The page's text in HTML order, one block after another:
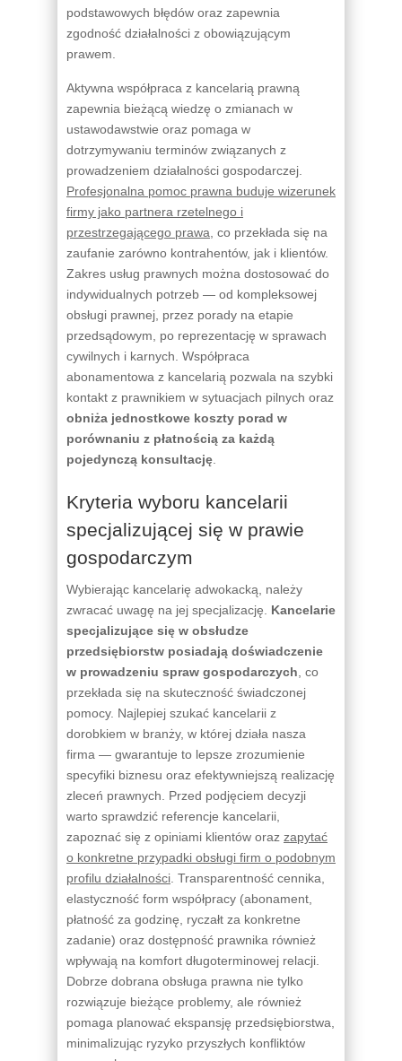
podstawowych błędów oraz zapewnia
zgodność działalności z obowiązującym
prawem.
Aktywna współpraca z kancelarią prawną
zapewnia bieżącą wiedzę o zmianach w
ustawodawstwie oraz pomaga w
dotrzymywaniu terminów związanych z
prowadzeniem działalności gospodarczej.
Profesjonalna pomoc prawna buduje wizerunek
firmy jako partnera rzetelnego i
przestrzegającego prawa , co przekłada się na
zaufanie zarówno kontrahentów, jak i klientów.
Zakres usług prawnych można dostosować do
indywidualnych potrzeb — od kompleksowej
obsługi prawnej, przez porady na etapie
przedsądowym, po reprezentację w sprawach
cywilnych i karnych. Współpraca
abonamentowa z kancelarią pozwala na szybki
kontakt z prawnikiem w sytuacjach pilnych oraz
obniża jednostkowe koszty porad w
porównaniu z płatnością za każdą
pojedynczą konsultację
Kryteria wyboru kancelarii
specjalizującej się w prawie
gospodarczym
Wybierając kancelarię adwokacką, należy
zwracać uwagę na jej specjalizację. Kancelarie
specjalizujące się w obsłudze
przedsiębiorstw posiadają doświadczenie
w prowadzeniu spraw gospodarczych , co
przekłada się na skuteczność świadczonej
pomocy. Najlepiej szukać kancelarii z
dorobkiem w branży, w której działa nasza
firma — gwarantuje to lepsze zrozumienie
specyfiki biznesu oraz efektywniejszą realizację
zleceń prawnych. Przed podjęciem decyzji
warto sprawdzić referencje kancelarii,
zapoznać się z opiniami klientów oraz zapytać
o konkretne przypadki obsługi firm o podobnym
profilu działalności . Transparentność cennika,
elastyczność form współpracy (abonament,
płatność za godzinę, ryczałt za konkretne
zadanie) oraz dostępność prawnika również
wpływają na komfort długoterminowej relacji.
Dobrze dobrana obsługa prawna nie tylko
rozwiązuje bieżące problemy, ale również
pomaga planować ekspansję przedsiębiorstwa,
minimalizując ryzyko przyszłych konfliktów